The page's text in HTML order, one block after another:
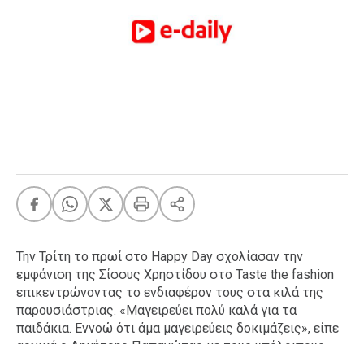
A-List LGBTQI+
LIFE
Την Τρίτη το πρωί στο Happy Day σχολίασαν την
εμφάνιση της Σίσσυς Χρηστίδου στο Taste the fashion
επικεντρώνοντας το ενδιαφέρον τους στα κιλά της
παρουσιάστριας. «Μαγειρεύει πολύ καλά για τα
παιδάκια. Εννοώ ότι άμα μαγειρεύεις δοκιμάζεις», είπε